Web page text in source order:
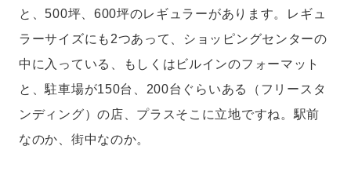
と、500坪、600坪のレギュラーがあります。レギュ
ラーサイズにも2つあって、ショッピングセンターの
中に入っている、もしくはビルインのフォーマット
と、駐車場が150台、200台ぐらいある（フリースタ
ンディング）の店、プラスそこに立地ですね。駅前
なのか、街中なのか。